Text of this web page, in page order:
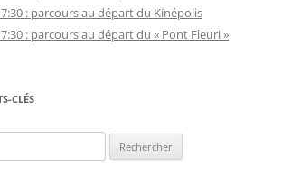
: parcours au départ du Kinépolis
: parcours au départ du « Pont Fleuri »
CLÉS